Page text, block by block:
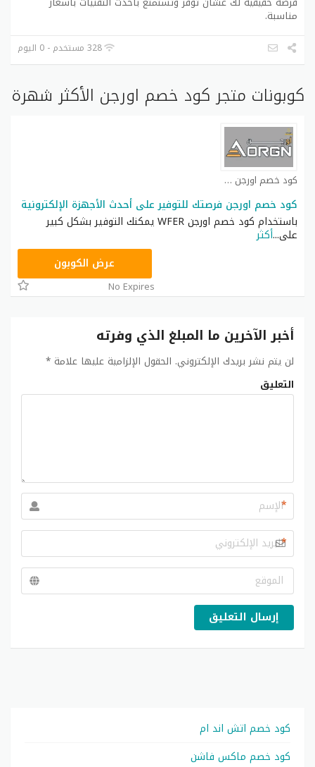
مناسبة.
328 مستخدم - 0 اليوم
كوبونات متجر كود خصم اورجن الأكثر شهرة
كود خصم اورجن كوبون
كود خصم اورجن فرصتك للتوفير على أحدث الأجهزة الإلكترونية
باستخدام كود خصم اورجن WFER يمكنك التوفير بشكل كبير
على...أكثر
عرض الكوبون
No Expires
أخبر الآخرين ما المبلغ الذي وفرته
لن يتم نشر بريدك الإلكتروني. الحقول الإلزامية عليها علامة *
التعليق
*
*
إرسال التعليق
كود خصم اتش اند ام
كود خصم ماكس فاشن